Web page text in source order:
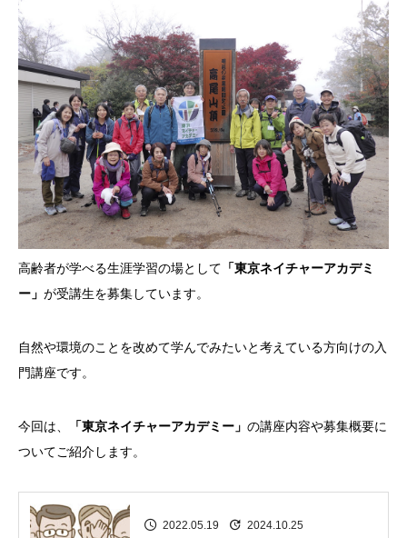
高齢者が学べる生涯学習の場として 「東京ネイチャーアカデミ
ー」 が受講生を募集しています。
自然や環境のことを改めて学んでみたいと考えている方向けの入
門講座です。
今回は、 「東京ネイチャーアカデミー」 の講座内容や募集概要に
ついてご紹介します。
2022.05.19 2024.10.25